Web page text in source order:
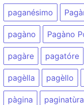
paganésimo
pagàno Pagàno
pagàre pagatóre
pagèlla pagèllo
pàgina paginatùra